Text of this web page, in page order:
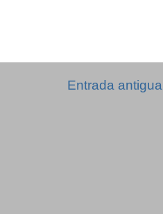
Entrada antigua